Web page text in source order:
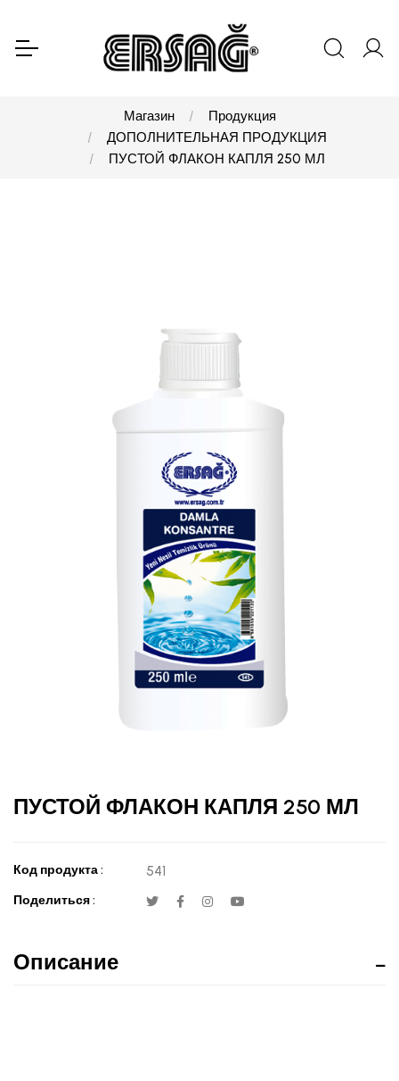
Магазин
Продукция
ДОПОЛНИТЕЛЬНАЯ ПРОДУКЦИЯ
ПУСТОЙ ФЛАКОН КАПЛЯ 250 МЛ
ПУСТОЙ ФЛАКОН КАПЛЯ 250 МЛ
Код продукта : 541
Поделиться :
Описание